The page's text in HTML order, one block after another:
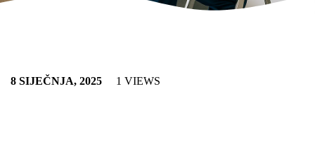
8 SIJEČNJA, 2025 1 VIEWS